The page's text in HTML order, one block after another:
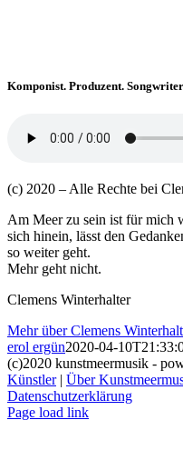
Komponist. Produzent.
(c) 2020 – Alle Rechte bei
Am Meer zu sein ist für mich
sich hinein, lässt den
so weiter geht.
Mehr geht nicht.
Clemens Winterhalter
Mehr über Clemens
erol ergün2020-04-
(c)2020 kunstmeermusik -
Künstler| Über
Datenschutzerklärung
Page load link